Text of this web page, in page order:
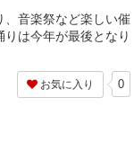
音楽祭など楽しい催
は今年が最後となり
お気に入り 0